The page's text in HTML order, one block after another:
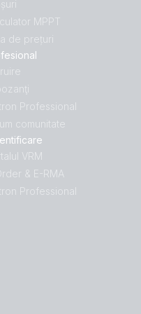
MPPT
de prețuri
Professional
comunitate
VRM
& E-RMA
Professional